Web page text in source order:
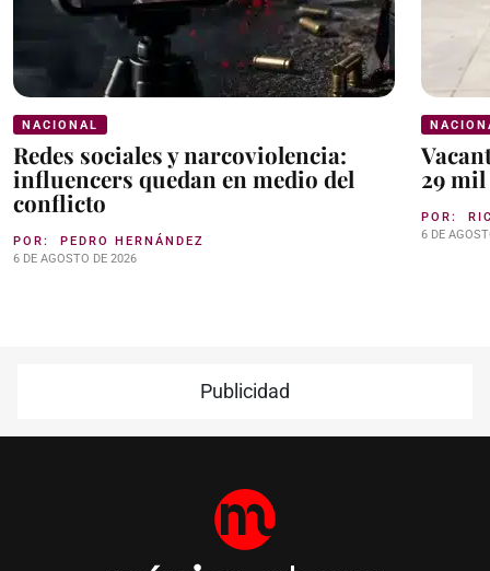
NACIONAL
Redes sociales y narcoviolencia:
influencers quedan en medio del
conflicto
POR: PEDRO HERNÁNDEZ
6 DE AGOSTO DE 2026
29
POR:
6 DE
Publicidad